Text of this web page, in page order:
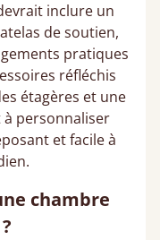
inclure un
de soutien,
pratiques
réfléchis
étagères et une
personnaliser
et facile à
chambre